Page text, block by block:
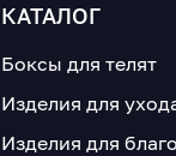
КАТАЛОГ
Боксы для телят
Изделия для
Изделия для